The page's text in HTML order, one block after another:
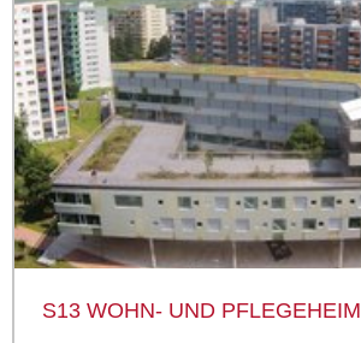
S13 WOHN- UND PFLEGEHEIM